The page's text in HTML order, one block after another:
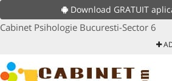
Download GRATUIT
Cabinet Psihologie Bucuresti-Sector 6